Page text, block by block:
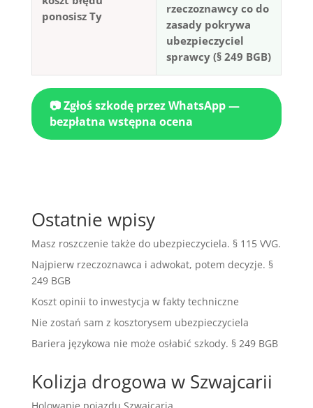
ponosisz Ty
rzeczoznawcy co do
zasady pokrywa
ubezpieczyciel
sprawcy (§ 249 BGB)
📷 Zgłoś szkodę przez WhatsApp —
bezpłatna wstępna ocena
Ostatnie wpisy
Masz roszczenie także do ubezpieczyciela. § 115 VVG.
Najpierw rzeczoznawca i adwokat, potem decyzje. §
249 BGB
Koszt opinii to inwestycja w fakty techniczne
Nie zostań sam z kosztorysem ubezpieczyciela
Bariera językowa nie może osłabić szkody. § 249 BGB
Kolizja drogowa w Szwajcarii